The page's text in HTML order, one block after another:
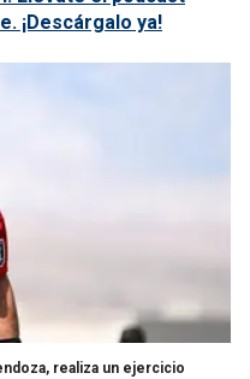
¡Descárgalo ya!
realiza un ejercicio